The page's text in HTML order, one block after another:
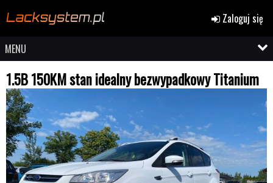
Zaloguj się
MENU
1.5B 150KM stan idealny bezwypadkowy Titanium